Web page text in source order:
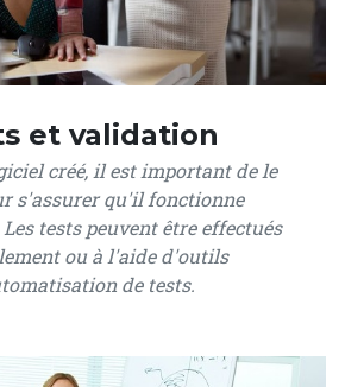
et validation
créé, il est important de le
s'assurer qu'il fonctionne
tests peuvent être effectués
ou à l'aide d'outils
de tests.